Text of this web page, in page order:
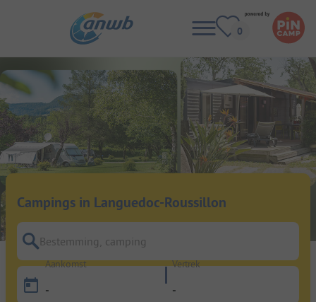
Campings in Languedoc-Roussillon
Bestemming, camping
Aankomst
-
Vertrek
-